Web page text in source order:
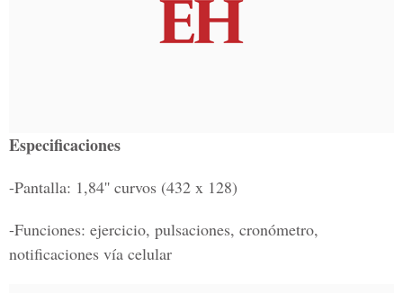
Especificaciones
-Pantalla: 1,84'' curvos (432 x 128)
-Funciones: ejercicio, pulsaciones, cronómetro,
notificaciones vía celular